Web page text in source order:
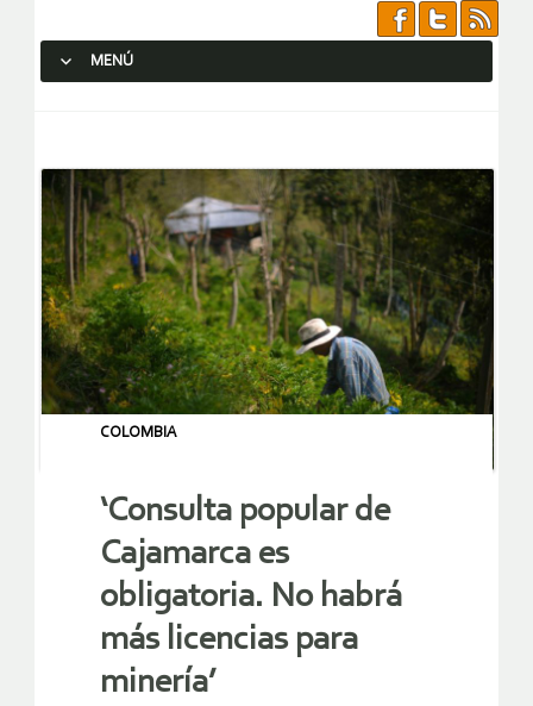
MENÚ
COLOMBIA
‘Consulta popular de
Cajamarca es
obligatoria. No habrá
más licencias para
minería’